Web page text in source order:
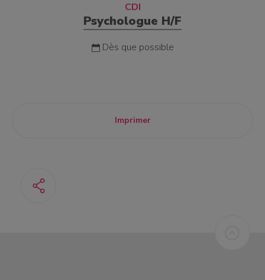
CDI
Psychologue H/F
Dès que possible
Imprimer